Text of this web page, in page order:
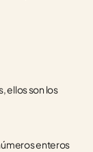
ellos son los
enteros